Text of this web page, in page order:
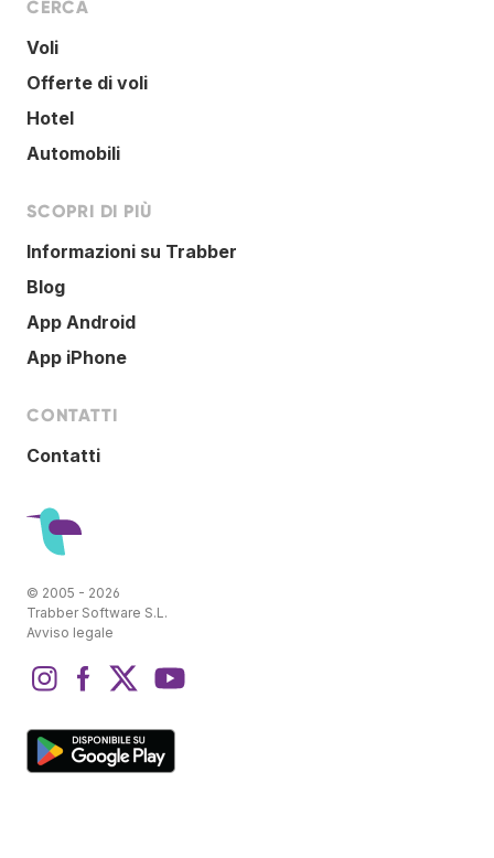
CERCA
Voli
Offerte di voli
Hotel
Automobili
SCOPRI DI PIÙ
Informazioni su Trabber
Blog
App Android
App iPhone
CONTATTI
Contatti
© 2005 - 2026
Trabber Software S.L.
Avviso legale